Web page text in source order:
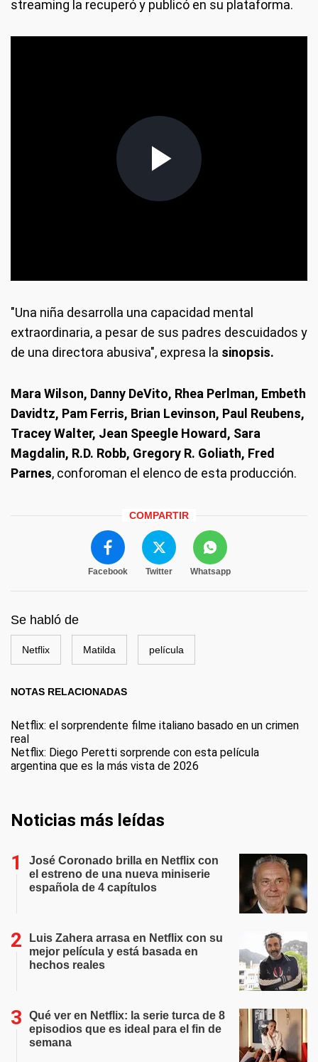
streaming la recuperó y publicó en su plataforma.
"Una niña desarrolla una capacidad mental
extraordinaria, a pesar de sus padres descuidados y
de una directora abusiva", expresa la sinopsis.
Mara Wilson, Danny DeVito, Rhea Perlman, Embeth
Davidtz, Pam Ferris, Brian Levinson, Paul Reubens,
Tracey Walter, Jean Speegle Howard, Sara
Magdalin, R.D. Robb, Gregory R. Goliath, Fred
Parnes, conforoman el elenco de esta producción.
COMPARTIR
Facebook Twitter Whatsapp
Se habló de
Netflix Matilda película
NOTAS RELACIONADAS
Netflix: el sorprendente filme italiano basado en un crimen
real
Netflix: Diego Peretti sorprende con esta película
argentina que es la más vista de 2026
Noticias más leídas
José Coronado brilla en Netflix con
el estreno de una nueva miniserie
española de 4 capítulos
Luis Zahera arrasa en Netflix con su
mejor película y está basada en
hechos reales
Qué ver en Netflix: la serie turca de 8
episodios que es ideal para el fin de
semana